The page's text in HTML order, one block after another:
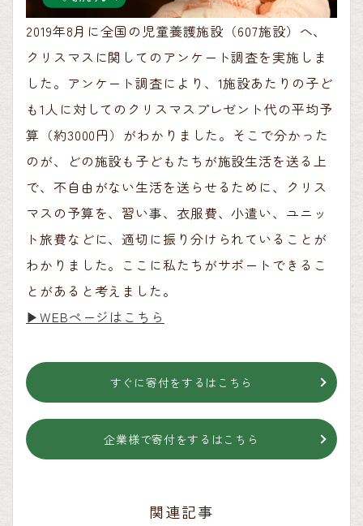
2019年8月に全国の児童養護施設（607施設）へ、
クリスマスに関してのアンケート調査を実施しま
した。アンケート調査により、1施設あたりの子ど
も1人に対してのクリスマスプレゼント代の平均予
算（約3000円）がわかりました。そこで分かった
のが、どの施設も子どもたちが施設生活を送る上
で、不自由がない生活を送らせるために、クリス
マスの予算を、習い事、衣服費、小遣い、ユニッ
ト旅費などに、適切に振り分けられていることが
わかりました。ここに私たちがサポートできるこ
とがあると考えました。
▶︎WEBページはこちら
すぐに寄付をするはこちら
企業様で寄付をするはこちら
関連記事